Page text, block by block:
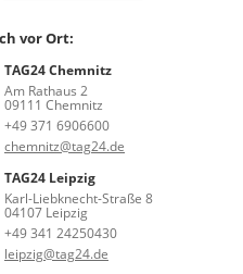
vor Ort:
TAG24 Chemnitz
Am Rathaus 2
09111 Chemnitz
+49 371 6906600
chemnitz@tag24.de
TAG24 Leipzig
Karl-Liebknecht-Straße 8
04107 Leipzig
+49 341 24250430
leipzig@tag24.de